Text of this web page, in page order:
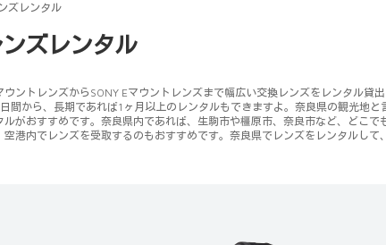
ズレンタル
ズレンタル
トレンズからSONY Eマウントレンズまで幅広い交換レンズをレンタル貸
から、長期であれば1ヶ月以上のレンタルもできますよ。奈良県の観光地と
がおすすめです。奈良県内であれば、生駒市や橿原市、奈良市など、どこで
港内でレンズを受取するのもおすすめです。奈良県でレンズをレンタルして